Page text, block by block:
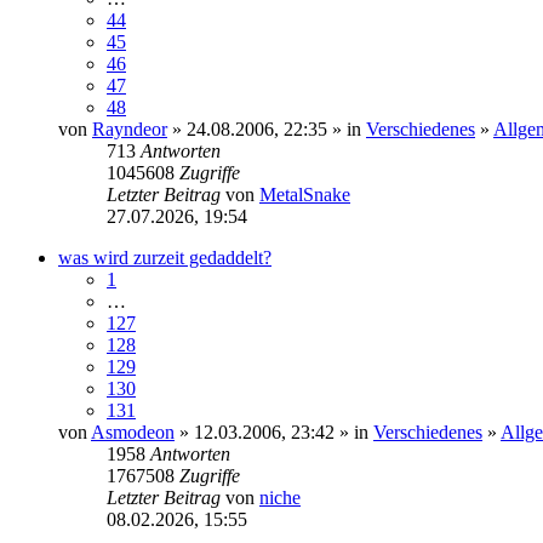
44
45
46
47
48
von Rayndeor» 24.08.2006, 22:35 » in Verschiedenes »
713 Antworten
1045608 Zugriffe
Letzter Beitrag von MetalSnake
27.07.2026, 19:54
was wird zurzeit gedaddelt?
1
…
127
128
129
130
131
von Asmodeon » 12.03.2006, 23:42 » in Verschiedenes »
1958 Antworten
1767508 Zugriffe
Letzter Beitrag von niche
08.02.2026, 15:55